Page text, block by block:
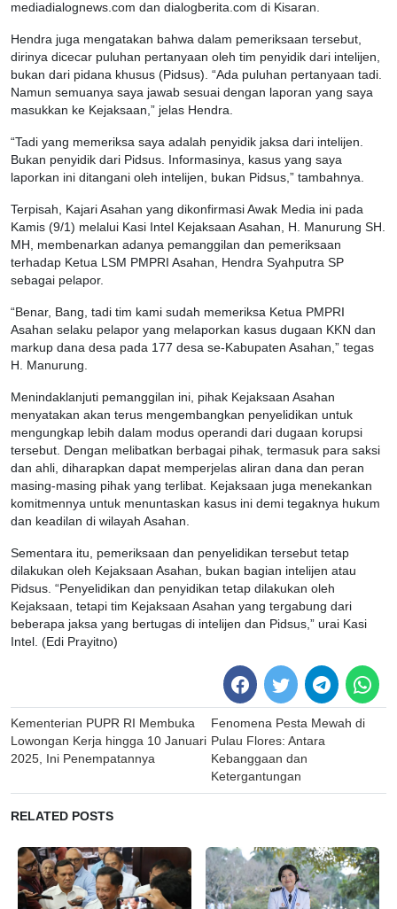
mediadialognews.com dan dialogberita.com di Kisaran.
Hendra juga mengatakan bahwa dalam pemeriksaan tersebut,
dirinya dicecar puluhan pertanyaan oleh tim penyidik dari intelijen,
bukan dari pidana khusus (Pidsus). “Ada puluhan pertanyaan tadi.
Namun semuanya saya jawab sesuai dengan laporan yang saya
masukkan ke Kejaksaan,” jelas Hendra.
“Tadi yang memeriksa saya adalah penyidik jaksa dari intelijen.
Bukan penyidik dari Pidsus. Informasinya, kasus yang saya
laporkan ini ditangani oleh intelijen, bukan Pidsus,” tambahnya.
Terpisah, Kajari Asahan yang dikonfirmasi Awak Media ini pada
Kamis (9/1) melalui Kasi Intel Kejaksaan Asahan, H. Manurung SH.
MH, membenarkan adanya pemanggilan dan pemeriksaan
terhadap Ketua LSM PMPRI Asahan, Hendra Syahputra SP
sebagai pelapor.
“Benar, Bang, tadi tim kami sudah memeriksa Ketua PMPRI
Asahan selaku pelapor yang melaporkan kasus dugaan KKN dan
markup dana desa pada 177 desa se-Kabupaten Asahan,” tegas
H. Manurung.
Menindaklanjuti pemanggilan ini, pihak Kejaksaan Asahan
menyatakan akan terus mengembangkan penyelidikan untuk
mengungkap lebih dalam modus operandi dari dugaan korupsi
tersebut. Dengan melibatkan berbagai pihak, termasuk para saksi
dan ahli, diharapkan dapat memperjelas aliran dana dan peran
masing-masing pihak yang terlibat. Kejaksaan juga menekankan
komitmennya untuk menuntaskan kasus ini demi tegaknya hukum
dan keadilan di wilayah Asahan.
Sementara itu, pemeriksaan dan penyelidikan tersebut tetap
dilakukan oleh Kejaksaan Asahan, bukan bagian intelijen atau
Pidsus. “Penyelidikan dan penyidikan tetap dilakukan oleh
Kejaksaan, tetapi tim Kejaksaan Asahan yang tergabung dari
beberapa jaksa yang bertugas di intelijen dan Pidsus,” urai Kasi
Intel. (Edi Prayitno)
Post
navigation
Kementerian PUPR RI Membuka
Lowongan Kerja hingga 10 Januari
2025, Ini Penempatannya
Fenomena Pesta Mewah di
Pulau Flores: Antara
Kebanggaan dan
Ketergantungan
RELATED POSTS